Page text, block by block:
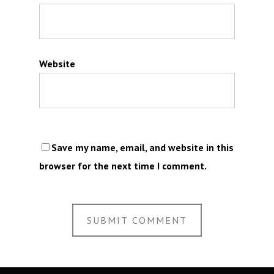
Website
Save my name, email, and website in this
browser for the next time I comment.